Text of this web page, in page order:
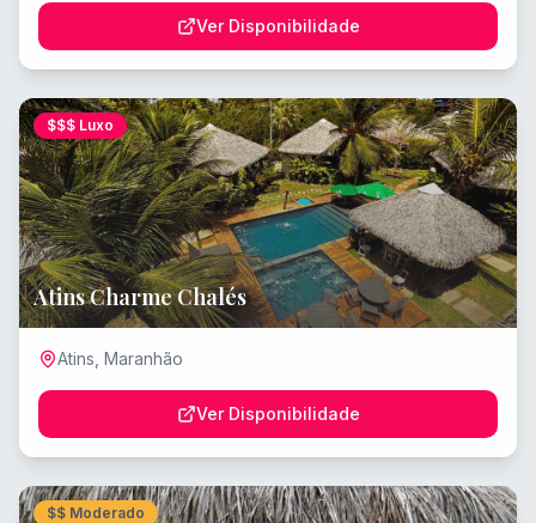
Ver Disponibilidade
$$$ Luxo
Atins Charme Chalés
Atins Maranhão
Ver Disponibilidade
$$ Moderado